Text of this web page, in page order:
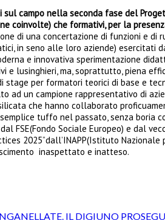
campo nella seconda fase del
che formativi, per la
di una concertazione di funzioni e
in seno alle loro aziende)
e innovativa sperimentazione
e lusinghieri, ma, soprattutto, piena
per formatori teorici di base e
ad un campione rappresentativo di
che hanno collaborato
tuffo nel passato, senza
FSE(Fondo Sociale Europeo) e dal
2025”dall’INAPP(Istituto
inaspettato e inatteso.
IL DIGIUNO